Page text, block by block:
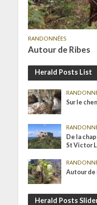
RANDONNÉES
Autour de Ribes
Herald Posts List
Sur le
De la
St Victor
Autour de
Herald Posts